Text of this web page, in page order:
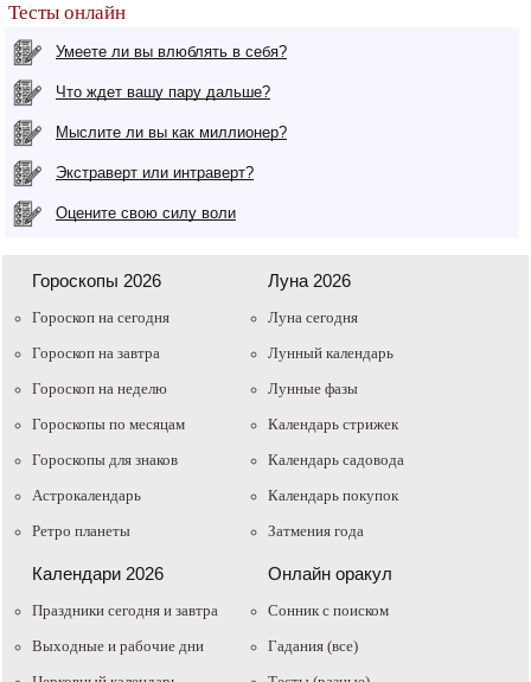
Тесты онлайн
Умеете ли вы влюблять в себя?
Что ждет вашу пару дальше?
Мыслите ли вы как миллионер?
Экстраверт или интраверт?
Оцените свою силу воли
Гороскопы 2026
Гороскоп на сегодня
Гороскоп на завтра
Гороскоп на неделю
Гороскопы по месяцам
Гороскопы для знаков
Астрокалендарь
Ретро планеты
Луна 2026
Луна сегодня
Лунный календарь
Лунные фазы
Календарь стрижек
Календарь садовода
Календарь покупок
Затмения года
Календари 2026
Праздники сегодня и завтра
Выходные и рабочие дни
Онлайн оракул
Cонник с поиском
Гадания (все)